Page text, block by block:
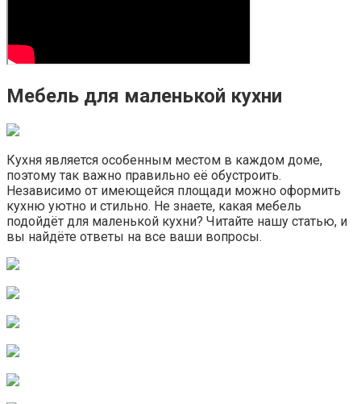
Мебель для маленькой кухни
Кухня является особенным местом в каждом доме,
поэтому так важно правильно её обустроить.
Независимо от имеющейся площади можно оформить
кухню уютно и стильно. Не знаете, какая мебель
подойдёт для маленькой кухни? Читайте нашу статью, и
вы найдёте ответы на все ваши вопросы.